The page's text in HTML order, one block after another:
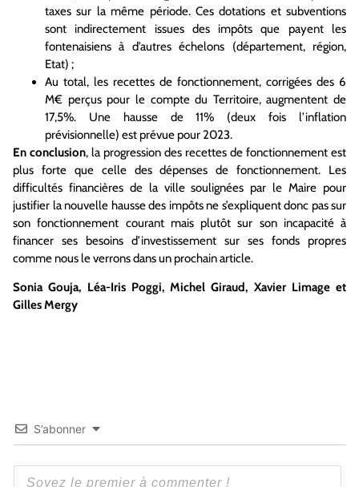
taxes sur la même période. Ces dotations et subventions
sont indirectement issues des impôts que payent les
fontenaisiens à d’autres échelons (département, région,
Etat) ;
Au total, les recettes de fonctionnement, corrigées des 6
M€ perçus pour le compte du Territoire, augmentent de
17,5%. Une hausse de 11% (deux fois l’inflation
prévisionnelle) est prévue pour 2023.
En conclusion, la progression des recettes de fonctionnement est
plus forte que celle des dépenses de fonctionnement. Les
difficultés financières de la ville soulignées par le Maire pour
justifier la nouvelle hausse des impôts ne s’expliquent donc pas sur
son fonctionnement courant mais plutôt sur son incapacité à
financer ses besoins d’investissement sur ses fonds propres
comme nous le verrons dans un prochain article.
Sonia Gouja, Léa-Iris Poggi, Michel Giraud, Xavier Limage et
Gilles Mergy
S’abonner